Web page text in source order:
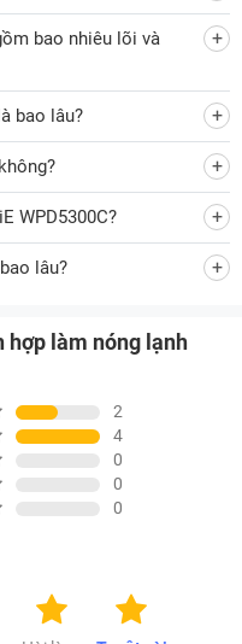
vào những ngày nắng
riêng cho vòi nước nóng,
làm nóng là 500W, có
1 giờ, công suất làm lạnh
Block cho khả năng làm
giờ. Ngoài ra, máy có
dùng sẽ không cần
nước lọc RO để
5 lõi:
bao nhiêu lõi và
bao lâu?
WPD5300C?
lâu?
hợp làm nóng lạnh
2
4
0
0
0